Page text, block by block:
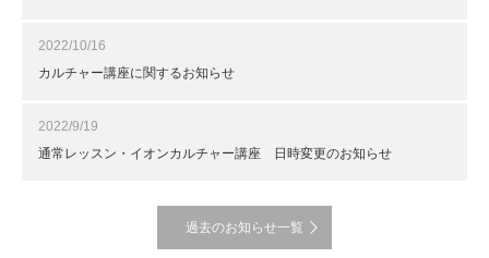
2022/10/16
カルチャー講座に関するお知らせ
2022/9/19
通常レッスン・イオンカルチャー講座 日時変更のお知らせ
過去のお知らせ一覧